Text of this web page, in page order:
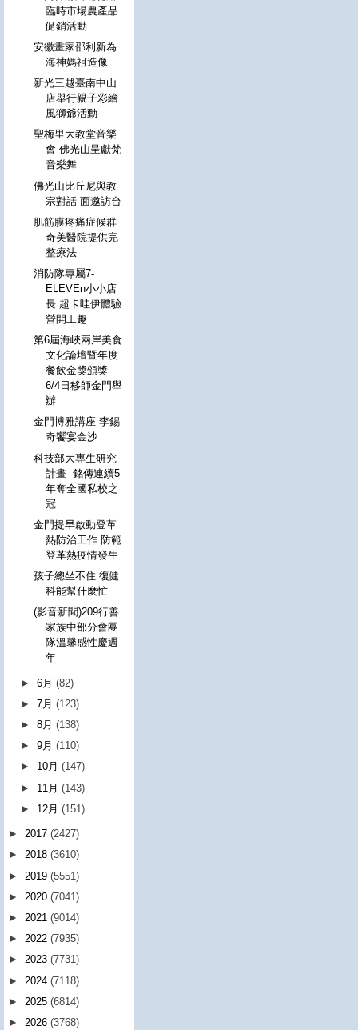
臨時市場農產品
促銷活動
安徽畫家邵利新為
海神媽祖造像
新光三越臺南中山
店舉行親子彩繪
風獅爺活動
聖梅里大教堂音樂
會 佛光山呈獻梵
音樂舞
佛光山比丘尼與教
宗對話 面邀訪台
肌筋膜疼痛症候群
奇美醫院提供完
整療法
消防隊專屬7-
ELEVEn小小店
長 超卡哇伊體驗
營開工趣
第6屆海峽兩岸美食
文化論壇暨年度
餐飲金獎頒獎
6/4日移師金門舉
辦
金門博雅講座 李錫
奇饗宴金沙
科技部大專生研究
計畫 銘傳連續5
年奪全國私校之
冠
金門提早啟動登革
熱防治工作 防範
登革熱疫情發生
孩子總坐不住 復健
科能幫什麼忙
(影音新聞)209行善
家族中部分會團
隊溫馨感性慶週
年
►6月(82)
►7月(123)
►8月(138)
►9月(110)
► 10月(147)
► 11月(143)
► 12月(151)
► 2017 (2427)
► 2018 (3610)
► 2019 (5551)
► 2020 (7041)
► 2021 (9014)
► 2022 (7935)
► 2023 (7731)
► 2024 (7118)
► 2025 (6814)
► 2026 (3768)